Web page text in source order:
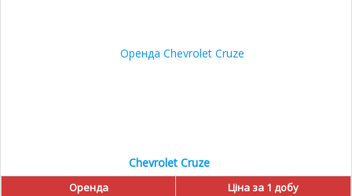
Chevrolet Cruze
Оренда
Ціна за 1 добу